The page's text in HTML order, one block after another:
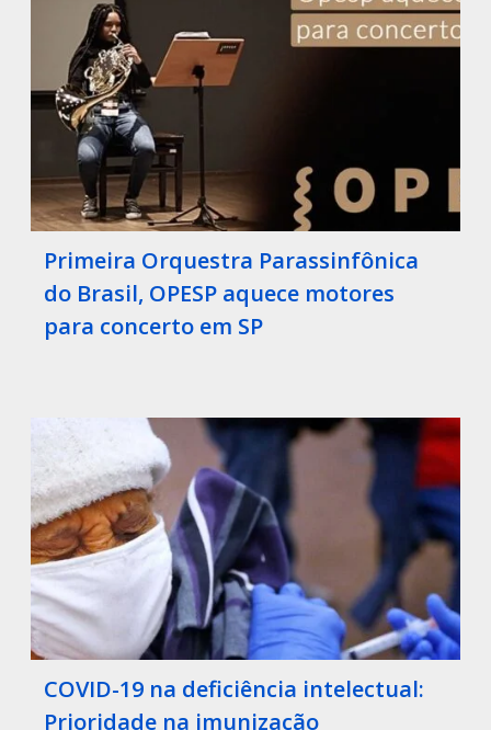
Primeira Orquestra Parassinfônica
do Brasil, OPESP aquece motores
para concerto em SP
COVID-19 na deficiência intelectual:
Prioridade na imunização